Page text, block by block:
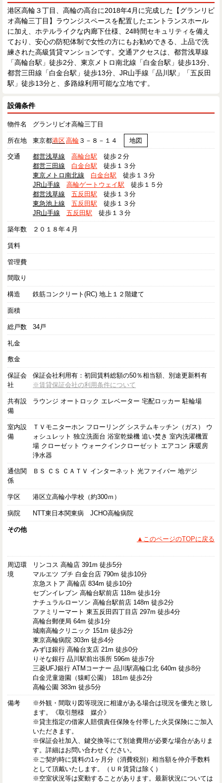
港区高輪３丁目、高輪の高台に2018年4月に完成した【グランリビ
オ高輪三丁目】ラウンジスペースを配置したエントランスホール
に加え、ホテルライクな内廊下仕様、24時間セキュリティを備え
ており、安心の防犯体制で女性の方にもお勧めできる、上品で洗
練された高級賃貸マンションです。交通アクセスは、都営浅草線
「高輪台駅」徒歩2分、東京メトロ南北線「白金台駅」徒歩13分、
都営三田線「白金台駅」徒歩13分、JR山手線「品川駅」「五反田
駅」徒歩13分と、多路線利用可能な立地です。
設備条件
物件名 グランリビオ高輪三丁目
所在地 東京都港区高輪 ３－８－１４ 地図
交通 都営浅草線 高輪台駅 徒歩２分
都営三田線
白金台駅 徒歩１３分
東京メトロ南北線
白金台駅 徒歩１３分
JR山手線
高輪ゲートウェイ駅 徒歩１５分
都営浅草線
五反田駅 徒歩１３分
東急池上線
五反田駅 徒歩１３分
JR山手線
五反田駅 徒歩１３分
築年数 ２０１８年４月
賃料
管理費
間取り
構造 鉄筋コンクリート(RC) 地上１２階建て
面積
総戸数 34戸
礼金
敷金
保証会
社
保証会社利用有：初回賃料総額の50％相当額、別途更新料有
※賃貸保証会社の利用条件について
共有設
備
ラウンジ オートロック エレベーター 宅配ロッカー 駐輪場
室内設
備
ＴＶモニターホン フローリング システムキッチン（ガス） ウ
ォシュレット 独立洗面台 浴室乾燥機 追い焚き 室内洗濯機置
場 クローゼット ウォークインクローゼット エアコン 床暖房
浄水器
通信関
係
ＢＳ ＣＳ ＣＡＴＶ インターネット 光ファイバー 地デジ
学区 港区立高輪小学校（約300ｍ）
病院 NTT東日本関東病 JCHO高輪病院
その他
▲このページのTOPに戻る
周辺環
境
リンコス 高輪店 391m 徒歩5分
マルエツ プチ 白金台店 790m 徒歩10分
京急ストア 高輪店 834m 徒歩10分
セブンイレブン 高輪台駅前店 118m 徒歩1分
ナチュラルローソン 高輪台駅前店 148m 徒歩2分
ファミリーマート 東五反田四丁目店 297m 徒歩4分
高輪台郵便局 64m 徒歩1分
城南高輪クリニック 151m 徒歩2分
東京高輪病院 303m 徒歩4分
みずほ銀行 高輪台支店 21m 徒歩0分
りそな銀行 品川駅前出張所 596m 徒歩7分
三菱UFJ銀行 ATMコーナー 品川駅高輪口北 640m 徒歩8分
白金児童遊園（猿町公園） 181m 徒歩2分
高輪公園 383m 徒歩5分
備考
※外観・間取り図等現況に相違がある場合は現況を優先と致し
ます。《取引態様 媒介》
※貸主指定の借家人賠償責任保険を付帯した火災保険にご加入
いただきます。
※保証会社加入、鍵交換等にて別途費用が必要な場合がありま
す。詳細はお問い合わせください。
※ご契約時に賃料の1ヶ月分（消費税別）相当額を仲介手数料
として頂戴いたします。（ＵＲ賃貸は除く）
※空室状況等は変動することがあります。最新状況については